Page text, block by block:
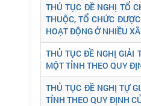
THỦ TỤC ĐỀ NGHỊ TỔ
THUỘC, TỔ CHỨC
HOẠT ĐỘNG Ở NHIỀU
THỦ TỤC ĐỀ NGHỊ GIẢI
MỘT TỈNH THEO QUY
THỦ TỤC ĐỀ NGHỊ TỰ
TỈNH THEO QUY ĐỊNH